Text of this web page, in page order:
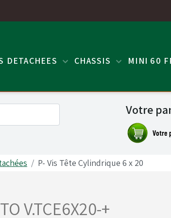
DETACHEES CHASSIS MINI 60
Votre
P- Vis Tête Cylindrique 6 x 20
TO V.TCE6X20-+